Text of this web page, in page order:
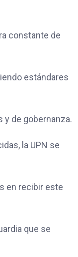
constante de
estándares
de gobernanza.
la UPN se
en recibir este
que se